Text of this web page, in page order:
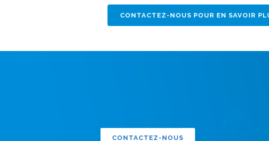
CONTACTEZ-NOUS POUR EN SAVOIR
CONTACTEZ-NOUS